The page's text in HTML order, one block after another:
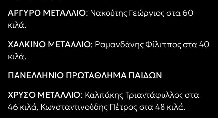
ΑΡΓΥΡΟ ΜΕΤΑΛΛΙΟ: Νακούτης Γεώργιος στα 60
κιλά.
ΧΑΛΚΙΝΟ ΜΕΤΑΛΛΙΟ: Ραμανδάνης Φίλιππος στα 40
κιλά.
ΠΑΝΕΛΛΗΝΙΟ ΠΡΩΤΑΘΛΗΜΑ ΠΑΙΔΩΝ
ΧΡΥΣΟ ΜΕΤΑΛΛΙΟ: Καλπάκης Τριαντάφυλλος στα
46 κιλά, Κωνσταντινούδης Πέτρος στα 48 κιλά.